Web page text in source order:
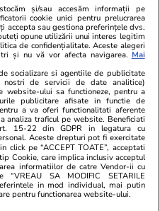
de
29 iul.
de
și/sau accesăm informații pe
cookie unici pentru prelucrarea
accepta sau gestiona preferințele dvs.
opune utilizării unui interes legitim
de confidențialitate. Aceste alegeri
și nu vă vor afecta navigarea. Mai
socializare si agentiile de publicitate
nostri de servicii de date analitice)
website-ului sa functioneze, pentru a
publicitare afisate in functie de
a va oferi functionalitati aferente
analiza traficul pe website. Beneficiati
15-22 din GDPR in legatura cu
Aceste drepturi pot fi exercitate
click pe “ACCEPT TOATE”, acceptati
Cookie, care implica inclusiv acceptul
informatiilor de catre Vendor-ii cu
SA MODIFIC SETARILE
in mod individual, mai putin
pentru functionarea website-ului.